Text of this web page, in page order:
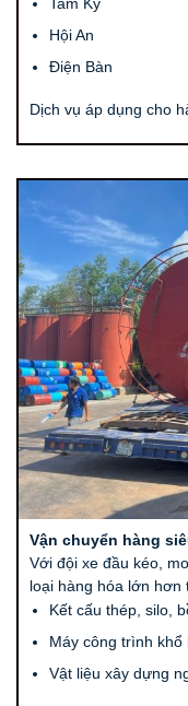
Tam Kỳ
Hội An
Điện Bàn
Dịch vụ áp dụng cho
Vận chuyển hàng
Với đội xe đầu kéo,
loại hàng hóa lớn hơn
Kết cấu thép, silo,
Máy công trình khổ
Vật liệu xây dựng